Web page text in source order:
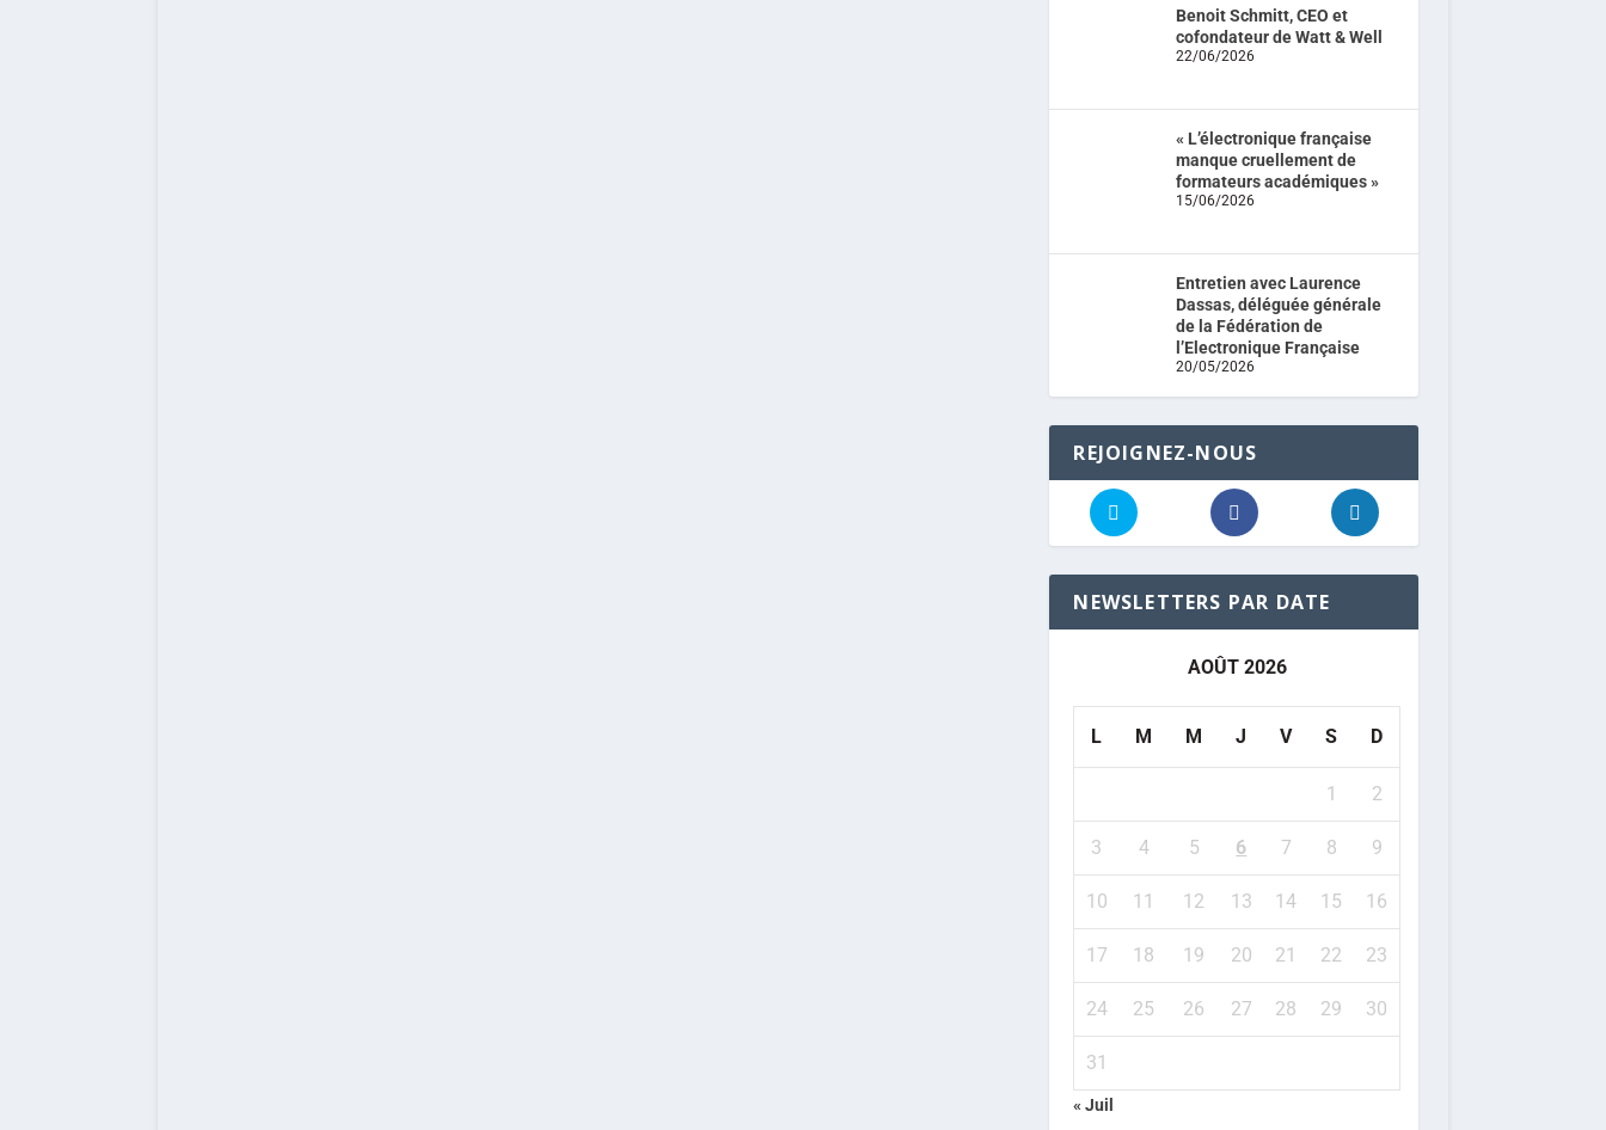
Benoit Schmitt, CEO et
cofondateur de Watt & Well
22/06/2026
« L’électronique française
manque cruellement de
formateurs académiques »
15/06/2026
Entretien avec Laurence
Dassas, déléguée générale
de la Fédération de
l’Electronique Française
20/05/2026
REJOIGNEZ-NOUS
NEWSLETTERS PAR DATE
AOÛT 2026
L M M J V S D
1 2
3 4 5 6 7 8 9
10 11 12 13 14 15 16
17 18 19 20 21 22 23
24 25 26 27 28 29 30
31
« Juil